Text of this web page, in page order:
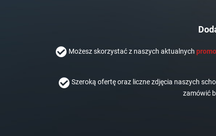
Możesz skorzystać z naszych aktualnych
Szeroką ofertę oraz liczne zdjęcia naszych
zamówić